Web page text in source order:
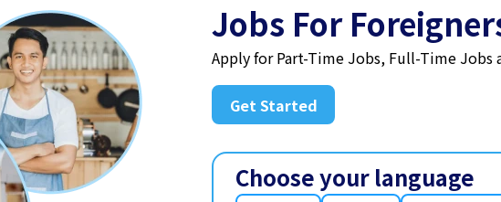
Jobs For
Apply for Part-Time Jobs, Full-Time Jobs
Get Started
Choose your language